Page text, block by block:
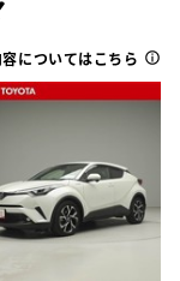
についてはこちら